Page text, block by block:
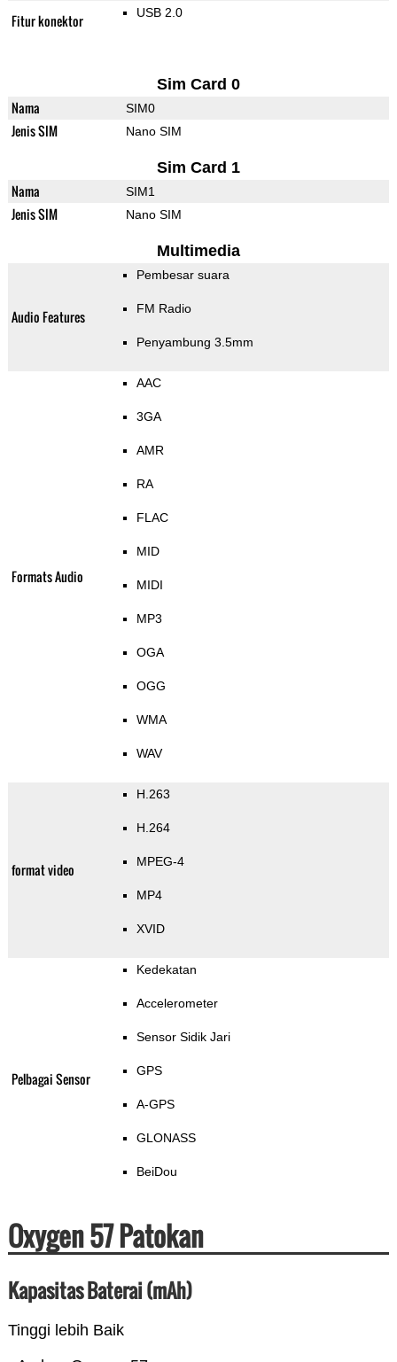
Fitur konektor USB 2.0
Sim Card 0
Nama SIM0
Jenis SIM Nano SIM
Sim Card 1
Nama SIM1
Jenis SIM Nano SIM
Multimedia
Audio Features
Pembesar suara
FM Radio
Penyambung 3.5mm
Formats Audio
AAC
3GA
AMR
RA
FLAC
MID
MIDI
MP3
OGA
OGG
WMA
WAV
format video
H.263
H.264
MPEG-4
MP4
XVID
Pelbagai Sensor
Kedekatan
Accelerometer
Sensor Sidik Jari
GPS
A-GPS
GLONASS
BeiDou
Oxygen 57 Patokan
Kapasitas Baterai (mAh)
Tinggi lebih Baik